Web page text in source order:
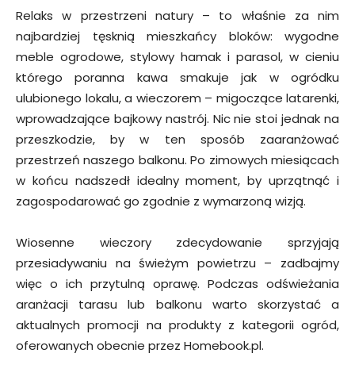
Relaks w przestrzeni natury – to właśnie za nim
najbardziej tęsknią mieszkańcy bloków: wygodne
meble ogrodowe, stylowy hamak i parasol, w cieniu
którego poranna kawa smakuje jak w ogródku
ulubionego lokalu, a wieczorem – migoczące latarenki,
wprowadzające bajkowy nastrój. Nic nie stoi jednak na
przeszkodzie, by w ten sposób zaaranżować
przestrzeń naszego balkonu. Po zimowych miesiącach
w końcu nadszedł idealny moment, by uprzątnąć i
zagospodarować go zgodnie z wymarzoną wizją.
Wiosenne wieczory zdecydowanie sprzyjają
przesiadywaniu na świeżym powietrzu – zadbajmy
więc o ich przytulną oprawę. Podczas odświeżania
aranżacji tarasu lub balkonu warto skorzystać a
aktualnych promocji na produkty z kategorii ogród,
oferowanych obecnie przez Homebook.pl.